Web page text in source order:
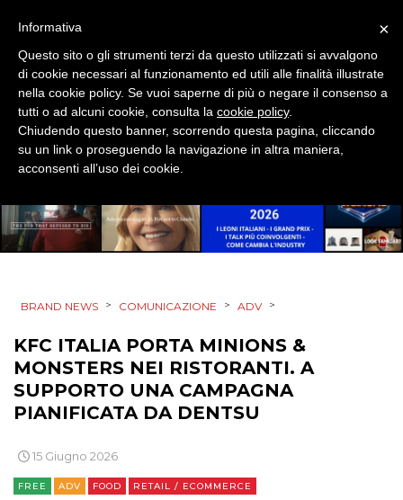
BRAND NEWS > COMUNICAZIONE > ADV >
KFC ITALIA PORTA MINIONS &
MONSTERS NEI RISTORANTI. A
SUPPORTO UNA CAMPAGNA
PIANIFICATA DA DENTSU
15 Giugno 2026
FREE ADV FOOD RETAIL / ECOMMERCE
×
Informativa
Questo sito o gli strumenti terzi da questo utilizzati si avvalgono
di cookie necessari al funzionamento ed utili alle finalità illustrate
nella cookie policy. Se vuoi saperne di più o negare il consenso a
tutti o ad alcuni cookie, consulta la cookie policy.
Chiudendo questo banner, scorrendo questa pagina, cliccando
su un link o proseguendo la navigazione in altra maniera,
acconsenti all’uso dei cookie.